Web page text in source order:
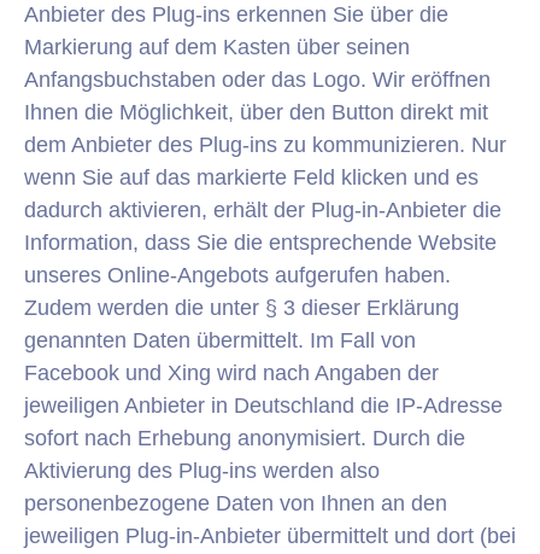
Anbieter des Plug-ins erkennen Sie über die
Markierung auf dem Kasten über seinen
Anfangsbuchstaben oder das Logo. Wir eröffnen
Ihnen die Möglichkeit, über den Button direkt mit
dem Anbieter des Plug-ins zu kommunizieren. Nur
wenn Sie auf das markierte Feld klicken und es
dadurch aktivieren, erhält der Plug-in-Anbieter die
Information, dass Sie die entsprechende Website
unseres Online-Angebots aufgerufen haben.
Zudem werden die unter § 3 dieser Erklärung
genannten Daten übermittelt. Im Fall von
Facebook und Xing wird nach Angaben der
jeweiligen Anbieter in Deutschland die IP-Adresse
sofort nach Erhebung anonymisiert. Durch die
Aktivierung des Plug-ins werden also
personenbezogene Daten von Ihnen an den
jeweiligen Plug-in-Anbieter übermittelt und dort (bei